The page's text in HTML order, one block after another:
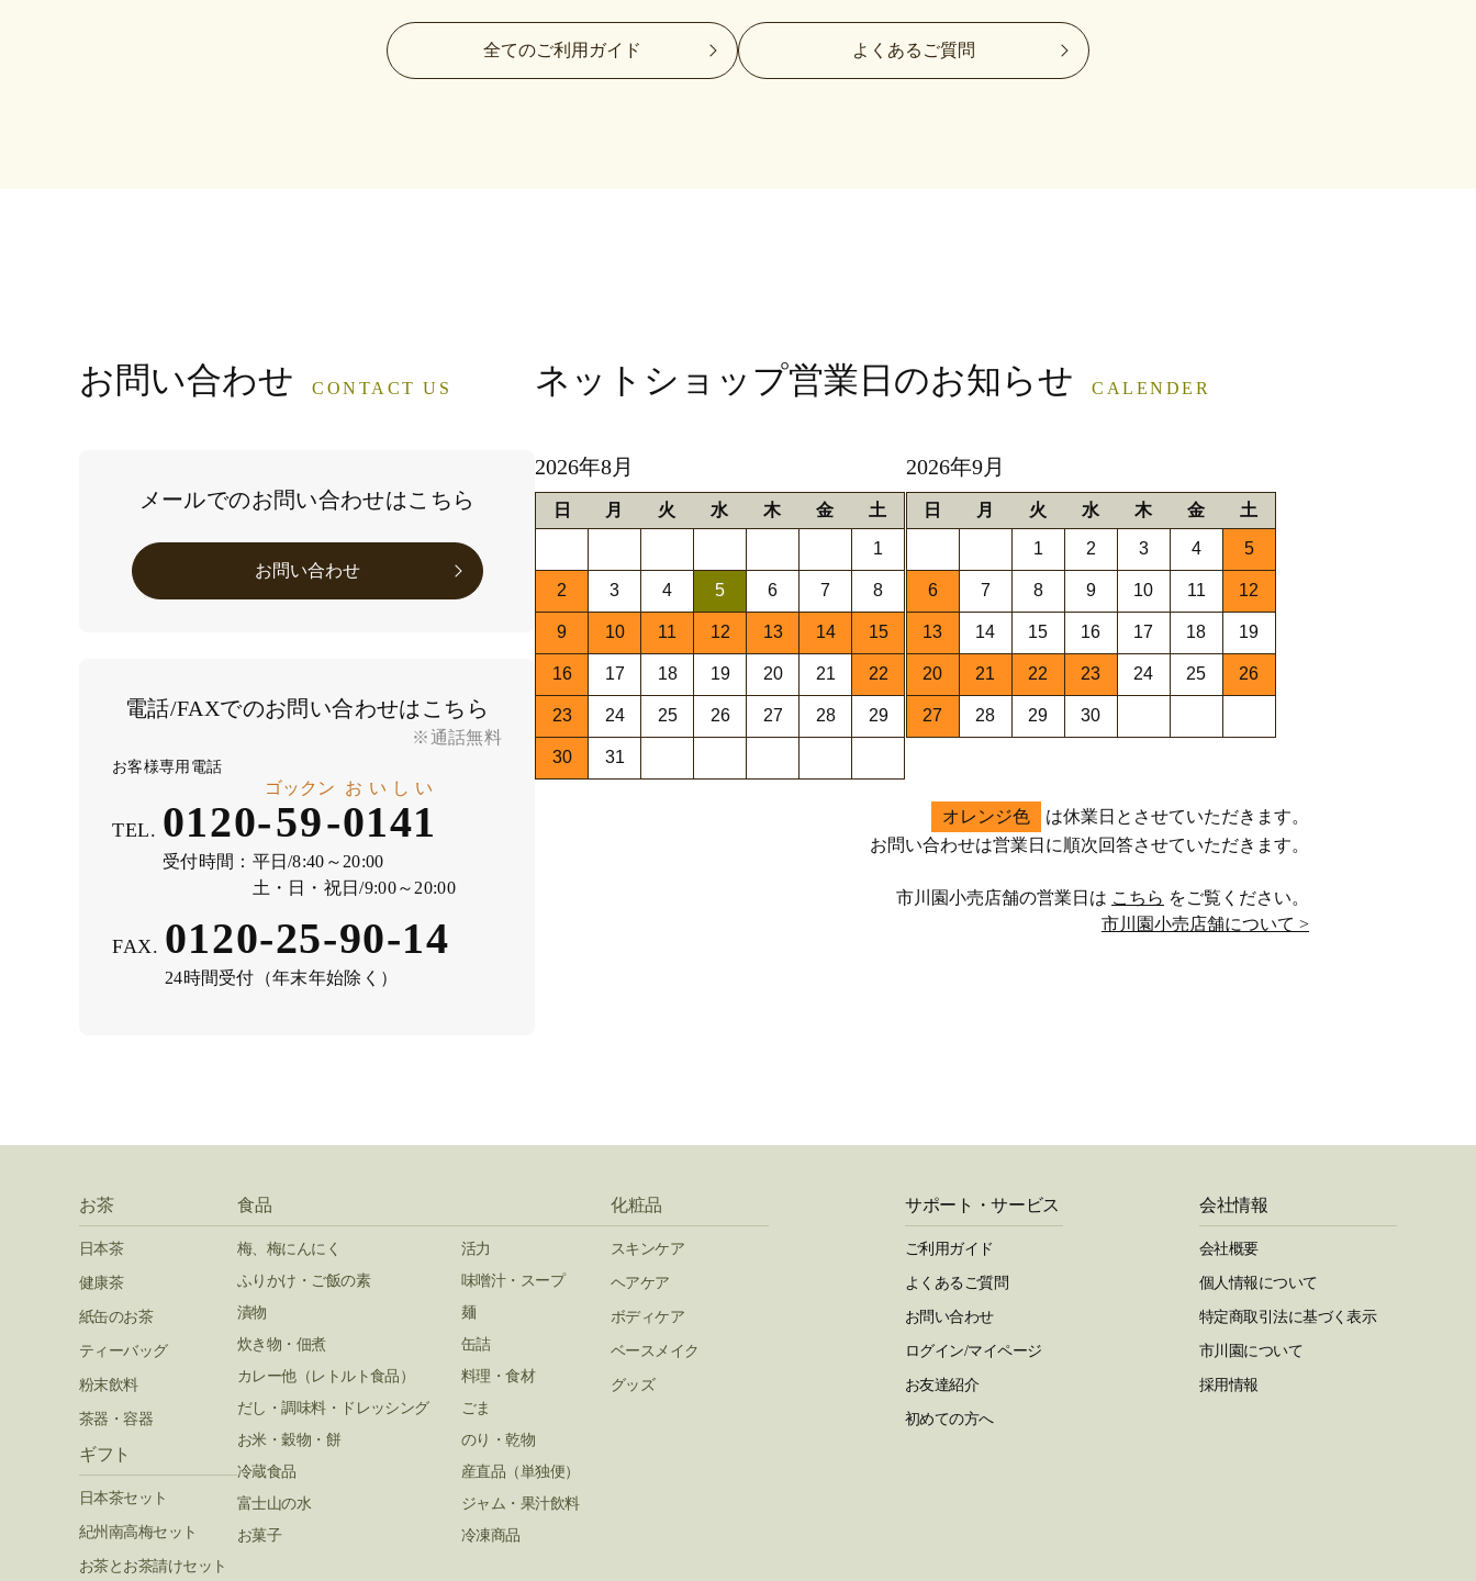
全てのご利用ガイド よくあるご質問
お問い合わせ CONTACT US
メールでのお問い合わせはこちら
お問い合わせ
電話/FAXでのお問い合わせはこちら
※通話無料
お客様専用電話
TEL. 0120-59
ゴックン
-0141
おいしい
受付時間： 平日/8:40～20:00
土・日・祝日/9:00～20:00
FAX. 0120-25-90-14
24時間受付（年末年始除く）
ネットショップ営業日 のお知らせ CALENDER
2026年8月
日 月 火 水 木 金 土
1
2 3 4 5 6 7 8
9 10 11 12 13 14 15
16 17 18 19 20 21 22
23 24 25 26 27 28 29
30 31
2026年9月
日 月 火 水 木 金 土
1 2 3 4 5
6 7 8 9 10 11 12
13 14 15 16 17 18 19
20 21 22 23 24 25 26
27 28 29 30
オレンジ色
は休業日とさせていただきます。
お問い合わせは営業日に順次回答させていただきます。
市川園小売店舗の営業日は こちら をご覧ください。
市川園小売店舗について >
お茶
日本茶
健康茶
紙缶のお茶
ティーバッグ
粉末飲料
茶器・容器
ギフト
日本茶セット
紀州南高梅セット
お茶とお茶請けセット
食品
梅、梅にんにく
活力
ふりかけ・ご飯の素
味噌汁・スープ
漬物
麺
炊き物・佃煮
缶詰
カレー他（レトルト食品）
料理・食材
だし・調味料・ドレッシング
ごま
お米・穀物・餅
のり・乾物
冷蔵食品
産直品（単独便）
富士山の水
ジャム・果汁飲料
お菓子
冷凍商品
化粧品
スキンケア
ヘアケア
ボディケア
ベースメイク
グッズ
サポート・サービス
ご利用ガイド
よくあるご質問
お問い合わせ
ログイン/マイページ
お友達紹介
初めての方へ
会社情報
会社概要
個人情報について
特定商取引法に基づく表示
市川園について
採用情報